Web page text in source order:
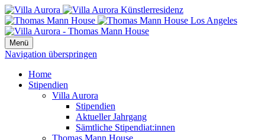
Menü
Navigation überspringen
Home
Stipendien
Villa Aurora
Stipendien
Aktueller Jahrgang
Sämtliche Stipendiat:innen
Thomas Mann House